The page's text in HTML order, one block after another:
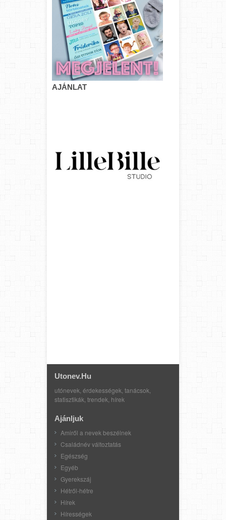
AJÁNLAT
Utonev.hu
utónevek, érdekességek, tanácsok,
statisztikák, trendek, hírek
Ajánljuk
Amiről a nevek beszélnek
Családnév változtatás
Egészség
Egyéb
Gyerekszáj
Hétről-hétre
Hírek
Hírességek